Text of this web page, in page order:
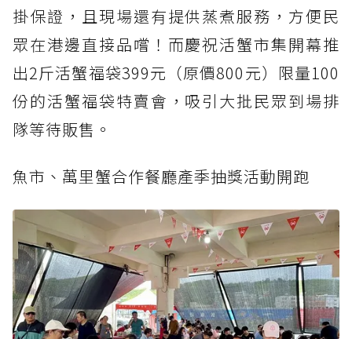
掛保證，且現場還有提供蒸煮服務，方便民
眾在港邊直接品嚐！而慶祝活蟹市集開幕推
出2斤活蟹福袋399元（原價800元）限量100
份的活蟹福袋特賣會，吸引大批民眾到場排
隊等待販售。
魚市、萬里蟹合作餐廳產季抽獎活動開跑